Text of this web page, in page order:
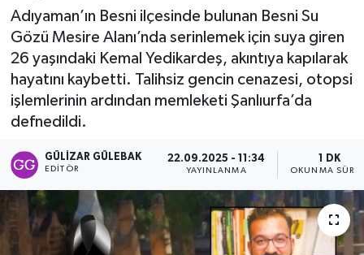
Adıyaman’ın Besni ilçesinde bulunan Besni Su
Gözü Mesire Alanı’nda serinlemek için suya giren
26 yaşındaki Kemal Yedikardeş, akıntıya kapılarak
hayatını kaybetti. Talihsiz gencin cenazesi, otopsi
işlemlerinin ardından memleketi Şanlıurfa’da
defnedildi.
GÜLIZAR GÜLEBAK
EDITÖR
22.09.2025 - 11:34
YAYINLANMA
1 DK
OKUNMA